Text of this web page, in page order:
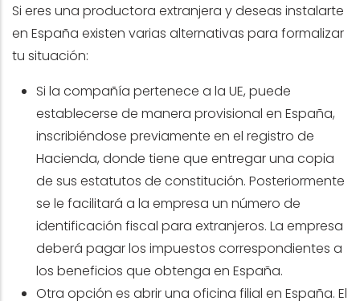
Si eres una productora extranjera y deseas instalarte
en España existen varias alternativas para formalizar
tu situación:
Si la compañía pertenece a la UE, puede
establecerse de manera provisional en España,
inscribiéndose previamente en el registro de
Hacienda, donde tiene que entregar una copia
de sus estatutos de constitución. Posteriormente
se le facilitará a la empresa un número de
identificación fiscal para extranjeros. La empresa
deberá pagar los impuestos correspondientes a
los beneficios que obtenga en España.
Otra opción es abrir una oficina filial en España. El